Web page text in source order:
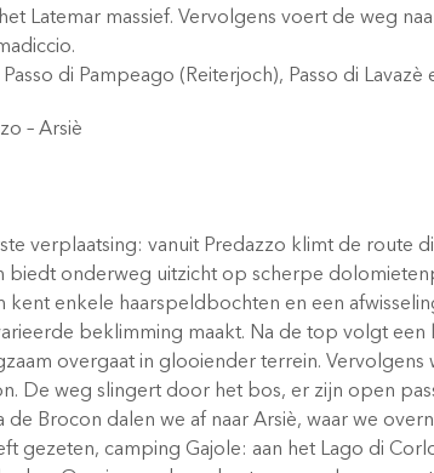
Latemar massief. Vervolgens voert de weg
Passo di Pampeago (Reiterjoch), Passo di Lavazè
– Arsiè
verplaatsing: vanuit Predazzo klimt de route
biedt onderweg uitzicht op scherpe
kent enkele haarspeldbochten en een
beklimming maakt. Na de top volgt
overgaat in glooiender terrein.
De weg slingert door het bos, er zijn open
de Brocon dalen we af naar Arsiè, waar we
gezeten, camping Gajole: aan het Lago di